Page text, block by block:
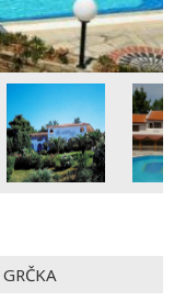
GRČKA